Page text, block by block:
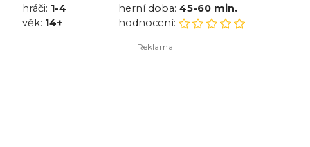
hráči: 1-4 herní doba: 45-60 min.
věk: 14+ hodnocení: